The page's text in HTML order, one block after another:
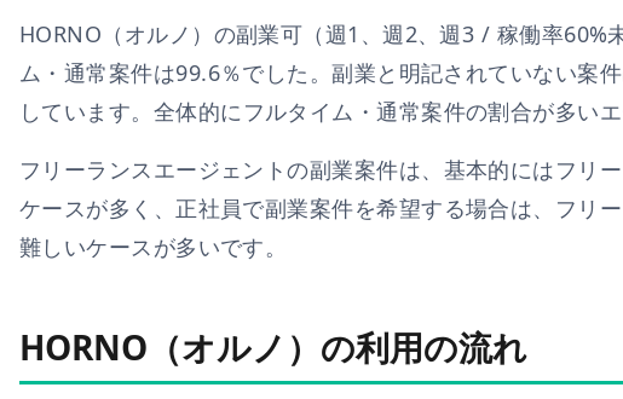
HORNO（オルノ） の副業可（週1、週2、週3 / 稼働率60%
ム・通常案件は99.6％でした。副業と明記されていない案
しています。 全体的にフルタイム・通常案件の割合が多い
フリーランスエージェントの副業案件は、基本的にはフリ
ケースが多く、正社員で副業案件を希望する場合は、フリ
難しいケースが多いです。
HORNO（オルノ）の利用の流れ